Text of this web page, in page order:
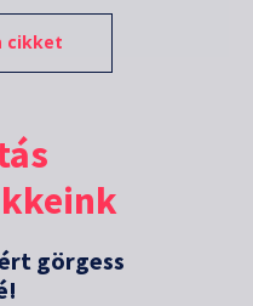
cikket
görgess